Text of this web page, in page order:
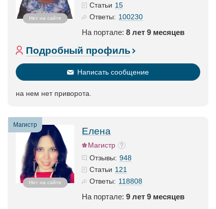
Нет на сайте
Статьи 15
Ответы: 100230
На портале: 8 лет 9 месяцев
Подробный профиль
Написать сообщение
на нем нет приворота.
Магистр
Нет на сайте
Елена
Магистр
Отзывы: 948
Статьи 121
Ответы: 118808
На портале: 9 лет 9 месяцев